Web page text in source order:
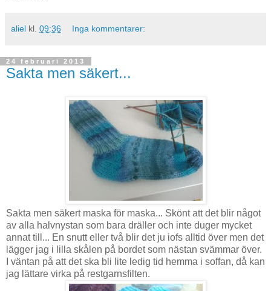
aliel kl. 09:36 Inga kommentarer:
24 februari 2013
Sakta men säkert...
Sakta men säkert maska för maska... Skönt att det blir något
av alla halvnystan som bara dräller och inte duger mycket
annat till... En snutt eller två blir det ju iofs alltid över men det
lägger jag i lilla skålen på bordet som nästan svämmar över.
I väntan på att det ska bli lite ledig tid hemma i soffan, då kan
jag lättare virka på restgarnsfilten.